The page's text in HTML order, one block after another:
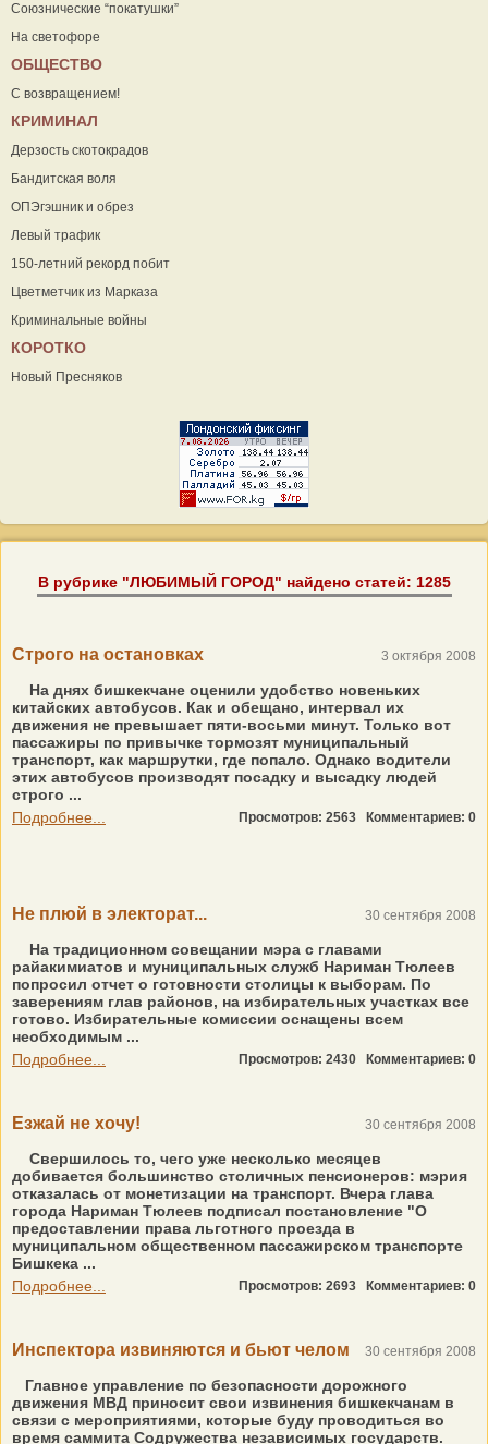
Союзнические “покатушки”
На светофоре
ОБЩЕСТВО
С возвращением!
КРИМИНАЛ
Дерзость скотокрадов
Бандитская воля
ОПЭгэшник и обрез
Левый трафик
150-летний рекорд побит
Цветметчик из Марказа
Криминальные войны
КОРОТКО
Новый Пресняков
В рубрике "ЛЮБИМЫЙ ГОРОД" найдено статей: 1285
Строго на остановках 3 октября 2008
На днях бишкекчане оценили удобство новеньких
китайских автобусов. Как и обещано, интервал их
движения не превышает пяти-восьми минут. Только вот
пассажиры по привычке тормозят муниципальный
транспорт, как маршрутки, где попало. Однако водители
этих автобусов производят посадку и высадку людей
строго ...
Подробнее...
Просмотров: 2563 Комментариев: 0
Не плюй в электорат... 30 сентября 2008
На традиционном совещании мэра с главами
райакимиатов и муниципальных служб Нариман Тюлеев
попросил отчет о готовности столицы к выборам. По
заверениям глав районов, на избирательных участках все
готово. Избирательные комиссии оснащены всем
необходимым ...
Подробнее...
Просмотров: 2430 Комментариев: 0
Езжай не хочу! 30 сентября 2008
Свершилось то, чего уже несколько месяцев
добивается большинство столичных пенсионеров: мэрия
отказалась от монетизации на транспорт. Вчера глава
города Нариман Тюлеев подписал постановление "О
предоставлении права льготного проезда в
муниципальном общественном пассажирском транспорте
Бишкека ...
Подробнее...
Просмотров: 2693 Комментариев: 0
Инспектора извиняются и бьют челом 30 сентября 2008
Главное управление по безопасности дорожного
движения МВД приносит свои извинения бишкекчанам в
связи с мероприятиями, которые буду проводиться во
время саммита Содружества независимых государств.